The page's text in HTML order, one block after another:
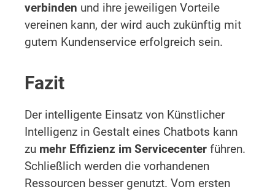
verbinden und ihre jeweiligen Vorteile
vereinen kann, der wird auch zukünftig mit
gutem Kundenservice erfolgreich sein.
Fazit
Der intelligente Einsatz von Künstlicher
Intelligenz in Gestalt eines Chatbots kann
zu mehr Effizienz im Servicecenter führen.
Schließlich werden die vorhandenen
Ressourcen besser genutzt. Vom ersten